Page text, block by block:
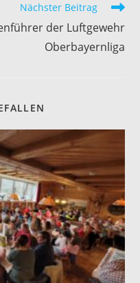
Nächster Beitrag
der Luftgewehr
Oberbayernliga